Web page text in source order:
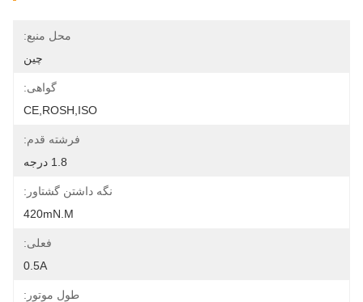
محل منبع:
چین
گواهی:
CE,ROSH,ISO
فرشته قدم:
1.8 درجه
نگه داشتن گشتاور:
420mN.m
فعلی:
0.5A
طول موتور: